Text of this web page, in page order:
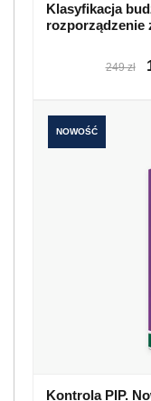
Klasyfikacja
rozporządzenie
249 zł
NOWOŚĆ
Kontrola PIP.